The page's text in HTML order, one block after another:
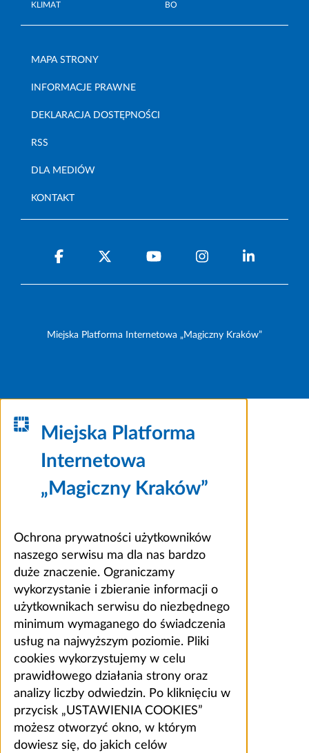
KLIMAT BO
MAPA STRONY
INFORMACJE PRAWNE
DEKLARACJA DOSTĘPNOŚCI
RSS
DLA MEDIÓW
KONTAKT
Miejska Platforma Internetowa „Magiczny Kraków”
Miejska Platforma
Internetowa
„Magiczny Kraków”
Ochrona prywatności użytkowników
naszego serwisu ma dla nas bardzo
duże znaczenie. Ograniczamy
wykorzystanie i zbieranie informacji o
użytkownikach serwisu do niezbędnego
minimum wymaganego do świadczenia
usług na najwyższym poziomie. Pliki
cookies wykorzystujemy w celu
prawidłowego działania strony oraz
analizy liczby odwiedzin. Po kliknięciu w
przycisk „USTAWIENIA COOKIES”
możesz otworzyć okno, w którym
dowiesz się, do jakich celów